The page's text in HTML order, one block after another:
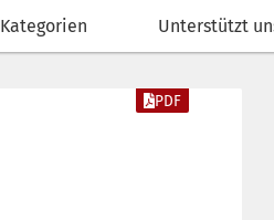
Kategorien Unterstützt
PDF